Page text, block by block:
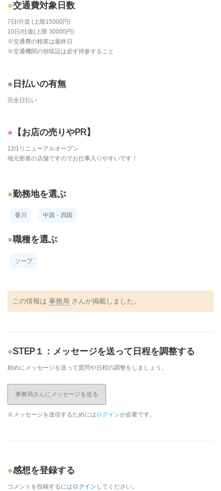
交通費対象日数
7日/片道 (上限15000円)
10日/往復(上限 30000円)
※交通費の精算は最終日
※交通機関の領収証は必ず持参すること
日払いの有無
完全日払い
【お店の売りやPR】
12/1リニューアルオープン
地元密着の店舗ですのでお仕事入りやすいです！
勤務地を選ぶ
香川 中国・四国
職種を選ぶ
ソープ
この情報は 事務局 さんが掲載しました。
STEP１：メッセージを送って日程を調整する
始めにメッセージを送って質問や日程の調整をしましょう。
事務局さんにメッセージを送る
※メッセージを送信するためには ログインが必要です。
感想を登録する
コメントを投稿するには ログイン してください。